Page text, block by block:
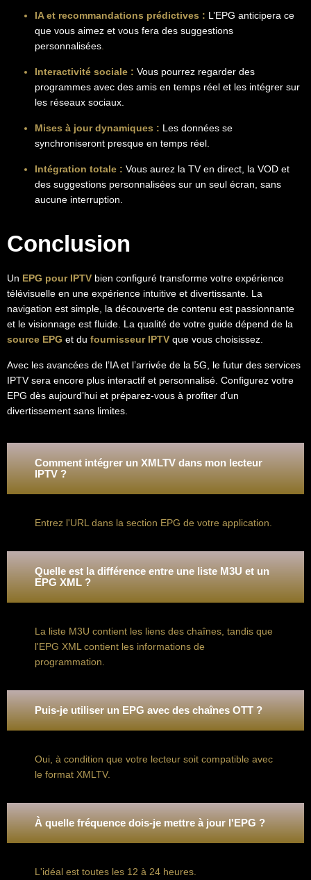
IA et recommandations prédictives : L’EPG anticipera ce
que vous aimez et vous fera des suggestions
personnalisées
Interactivité sociale : Vous pourrez regarder des
programmes avec des amis en temps réel et les intégrer sur
les réseaux sociaux.
Mises à jour dynamiques : Les données se
synchroniseront presque en temps réel.
Intégration totale : Vous aurez la TV en direct, la VOD et
des suggestions personnalisées sur un seul écran, sans
aucune interruption.
Conclusion
Un EPG pour IPTV bien configuré transforme votre expérience
télévisuelle en une expérience intuitive et divertissante. La
navigation est simple, la découverte de contenu est passionnante
et le visionnage est fluide. La qualité de votre guide dépend de la
source EPG et du fournisseur IPTV que vous choisissez.
Avec les avancées de l’IA et l’arrivée de la 5G, le futur des services
IPTV sera encore plus interactif et personnalisé. Configurez votre
EPG dès aujourd’hui et préparez-vous à profiter d’un
divertissement sans limites.
Comment intégrer un XMLTV dans mon lecteur
IPTV ?
Entrez l'URL dans la section EPG de votre application.
Quelle est la différence entre une liste M3U et un
EPG XML ?
La liste M3U contient les liens des chaînes, tandis que
l'EPG XML contient les informations de
programmation.
Puis-je utiliser un EPG avec des chaînes OTT ?
Oui, à condition que votre lecteur soit compatible avec
le format XMLTV.
À quelle fréquence dois-je mettre à jour l'EPG ?
L'idéal est toutes les 12 à 24 heures.